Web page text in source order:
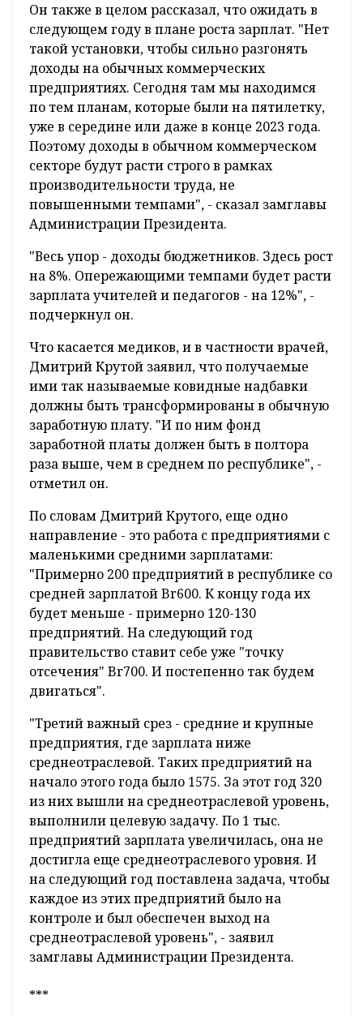
Он также в целом рассказал, что ожидать в
следующем году в плане роста зарплат. "Нет
такой установки, чтобы сильно разгонять
доходы на обычных коммерческих
предприятиях. Сегодня там мы находимся
по тем планам, которые были на пятилетку,
уже в середине или даже в конце 2023 года.
Поэтому доходы в обычном коммерческом
секторе будут расти строго в рамках
производительности труда, не
повышенными темпами", - сказал замглавы
Администрации Президента.
"Весь упор - доходы бюджетников. Здесь рост
на 8%. Опережающими темпами будет расти
зарплата учителей и педагогов - на 12%", -
подчеркнул он.
Что касается медиков, и в частности врачей,
Дмитрий Крутой заявил, что получаемые
ими так называемые ковидные надбавки
должны быть трансформированы в обычную
заработную плату. "И по ним фонд
заработной платы должен быть в полтора
раза выше, чем в среднем по республике", -
отметил он.
По словам Дмитрий Крутого, еще одно
направление - это работа с предприятиями с
маленькими средними зарплатами:
"Примерно 200 предприятий в республике со
средней зарплатой Br600. К концу года их
будет меньше - примерно 120-130
предприятий. На следующий год
правительство ставит себе уже "точку
отсечения" Br700. И постепенно так будем
двигаться".
"Третий важный срез - средние и крупные
предприятия, где зарплата ниже
среднеотраслевой. Таких предприятий на
начало этого года было 1575. За этот год 320
из них вышли на среднеотраслевой уровень,
выполнили целевую задачу. По 1 тыс.
предприятий зарплата увеличилась, она не
достигла еще среднеотраслевого уровня. И
на следующий год поставлена задача, чтобы
каждое из этих предприятий было на
контроле и был обеспечен выход на
среднеотраслевой уровень", - заявил
замглавы Администрации Президента.
***